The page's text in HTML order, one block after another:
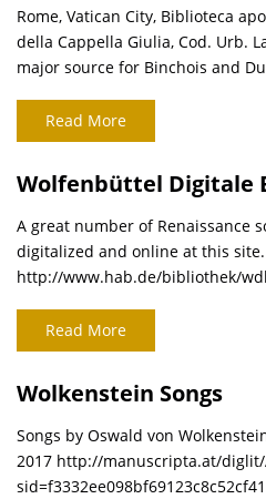
Rome, Vatican City, Biblioteca
della Cappella Giulia, Cod. Urb.
major source for Binchois and
Read More
Wolfenbüttel Digitale
A great number of Renaissance
digitalized and online at this site.
http://www.hab.de/bibliothek/
Read More
Wolkenstein Songs
Songs by Oswald von
2017 http://manuscripta.at/diglit/